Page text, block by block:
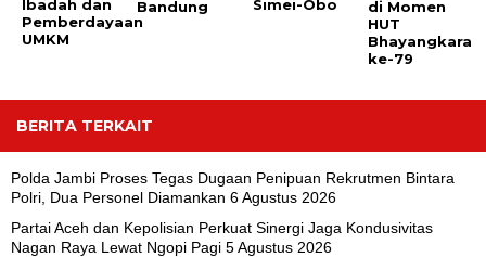
Ibadah dan
Pemberdayaan
UMKM
Bandung
Simei-Obo
di Momen
HUT
Bhayangkara
ke-79
BERITA TERKAIT
Polda Jambi Proses Tegas Dugaan Penipuan Rekrutmen Bintara
Polri, Dua Personel Diamankan 6 Agustus 2026
Partai Aceh dan Kepolisian Perkuat Sinergi Jaga Kondusivitas
Nagan Raya Lewat Ngopi Pagi 5 Agustus 2026